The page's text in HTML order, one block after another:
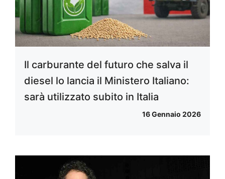
Il carburante del futuro che salva il
diesel lo lancia il Ministero Italiano:
sarà utilizzato subito in Italia
16 Gennaio 2026